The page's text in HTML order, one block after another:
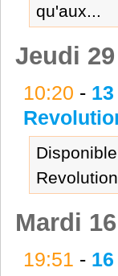
qu'aux...
Jeudi
10:20 -
Mardi
19:51 -